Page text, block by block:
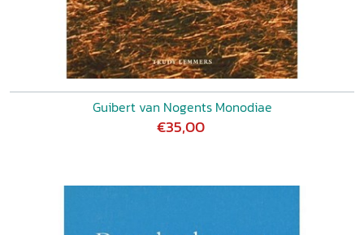
Guibert van Nogents Monodiae
€35,00